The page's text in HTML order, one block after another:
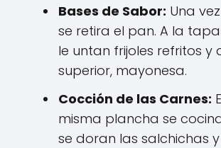
Bases de Sabor: Una
se retira el pan. A la
le untan frijoles refritos y
superior, mayonesa.
Cocción de las Carnes:
misma plancha se
se doran las salchichas